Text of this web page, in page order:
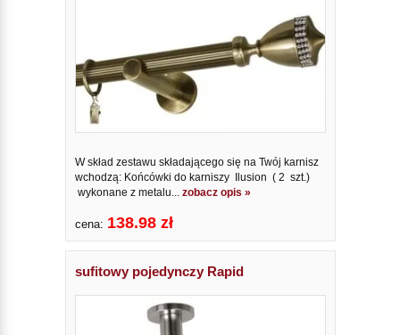
W skład zestawu składającego się na Twój karnisz
wchodzą: Końcówki do karniszy Ilusion ( 2 szt.)
wykonane z metalu... zobacz opis »
cena: 138.98 zł
sufitowy pojedynczy Rapid